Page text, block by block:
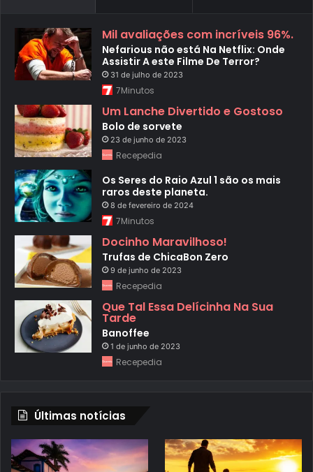
Mil avaliações com incríveis 96%.
Nefarious não está Na Netflix: Onde
Assistir A este Filme De Terror?
31 de julho de 2023
7Minutos
Um Lanche Divertido e Gostoso
Bolo de sorvete
23 de junho de 2023
Recepedia
Os Seres do Raio Azul 1 são os mais
raros deste planeta.
8 de fevereiro de 2024
7Minutos
Docinho Maravilhoso!
Trufas de ChicaBon Zero
9 de junho de 2023
Recepedia
Que Tal Essa Delícinha Na Sua
Tarde
Banoffee
1 de junho de 2023
Recepedia
Últimas notícias